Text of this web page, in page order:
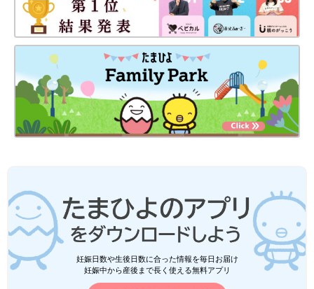
妊娠日数や生後日数に合った情報を毎日お届け
妊娠中から産後まで長く使える無料アプリ